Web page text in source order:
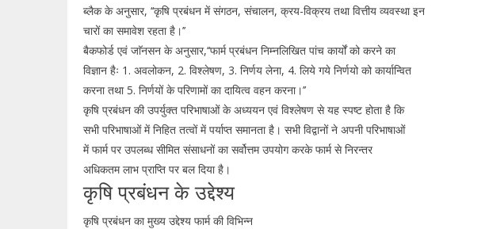
ब्लैक के अनुसार, ‘‘कृषि प्रबंधन में संगठन, संचालन, क्रय-विक्रय तथा वित्तीय व्यवस्था इन
चारों का समावेश रहता है।’’
बैकफोर्ड एवं जाॅनसन के अनुसार,‘‘फार्म प्रबंधन निम्नलिखित पांच कार्यों को करने का
विज्ञान हैः 1. अवलोकन, 2. विश्लेषण, 3. निर्णय लेना, 4. लिये गये निर्णयो को कार्यान्वित
करना तथा 5. निर्णयों के परिणामों का दायित्व वहन करना।’’
कृषि प्रबंधन की उपर्युक्त परिभाषाओं के अध्ययन एवं विश्लेषण से यह स्पष्ट होता है कि
सभी परिभाषाओं में निहित तत्वों में पर्याप्त समानता है। सभी विद्वानों ने अपनी परिभाषाओं
में फार्म पर उपलब्ध सीमित संसाधनों का सर्वोत्तम उपयोग करके फार्म से निरन्तर
अधिकतम लाभ प्राप्ति पर बल दिया है।
कृषि प्रबंधन के उद्देश्य
कृषि प्रबंधन का मुख्य उद्देश्य फार्म की विभिन्न